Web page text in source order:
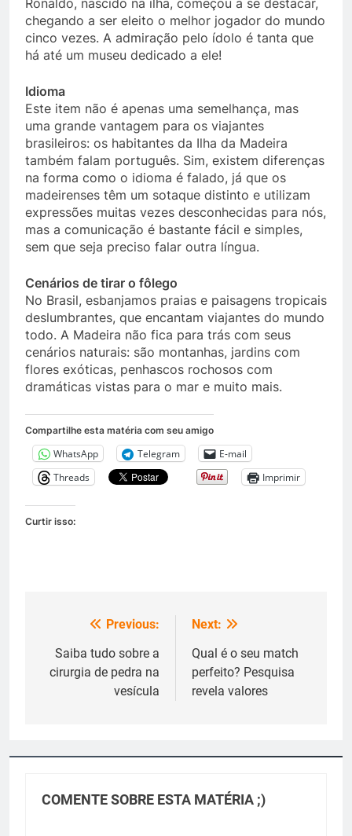
Ronaldo, nascido na ilha, começou a se destacar,
chegando a ser eleito o melhor jogador do mundo
cinco vezes. A admiração pelo ídolo é tanta que
há até um museu dedicado a ele!
Idioma
Este item não é apenas uma semelhança, mas
uma grande vantagem para os viajantes
brasileiros: os habitantes da Ilha da Madeira
também falam português. Sim, existem diferenças
na forma como o idioma é falado, já que os
madeirenses têm um sotaque distinto e utilizam
expressões muitas vezes desconhecidas para nós,
mas a comunicação é bastante fácil e simples,
sem que seja preciso falar outra língua.
Cenários de tirar o fôlego
No Brasil, esbanjamos praias e paisagens tropicais
deslumbrantes, que encantam viajantes do mundo
todo. A Madeira não fica para trás com seus
cenários naturais: são montanhas, jardins com
flores exóticas, penhascos rochosos com
dramáticas vistas para o mar e muito mais.
Compartilhe esta matéria com seu amigo
WhatsApp Telegram
E-mail
Threads
Imprimir
Curtir isso:
Navegação
de
Post
Previous:
Saiba tudo sobre a
cirurgia de pedra na
vesícula
Next:
Qual é o seu match
perfeito? Pesquisa
revela valores
COMENTE SOBRE ESTA MATÉRIA ;)